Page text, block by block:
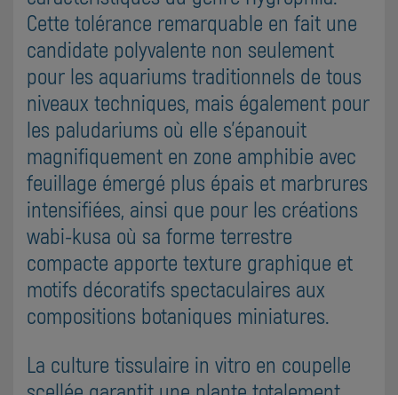
Cette tolérance remarquable en fait une
candidate polyvalente non seulement
pour les aquariums traditionnels de tous
niveaux techniques, mais également pour
les paludariums où elle s'épanouit
magnifiquement en zone amphibie avec
feuillage émergé plus épais et marbrures
intensifiées, ainsi que pour les créations
wabi-kusa où sa forme terrestre
compacte apporte texture graphique et
motifs décoratifs spectaculaires aux
compositions botaniques miniatures.
La culture tissulaire in vitro en coupelle